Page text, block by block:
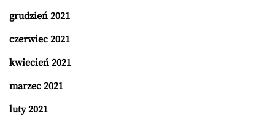
grudzień 2021
czerwiec 2021
kwiecień 2021
marzec 2021
luty 2021